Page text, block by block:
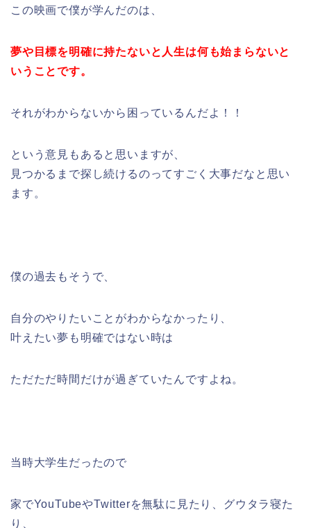
この映画で僕が学んだのは、
夢や目標を明確に持たないと人生は何も始まらないと
いうことです。
それがわからないから困っているんだよ！！
という意見もあると思いますが、
見つかるまで探し続けるのってすごく大事だなと思い
ます。
僕の過去もそうで、
自分のやりたいことがわからなかったり、
叶えたい夢も明確ではない時は
ただただ時間だけが過ぎていたんですよね。
当時大学生だったので
家でYouTubeやTwitterを無駄に見たり、グウタラ寝た
り、